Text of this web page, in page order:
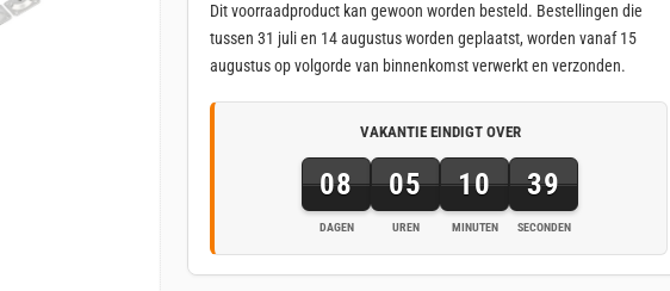
Dit voorraadproduct kan gewoon worden besteld. Bestellingen die
tussen 31 juli en 14 augustus worden geplaatst, worden vanaf 15
augustus op volgorde van binnenkomst verwerkt en verzonden.
VAKANTIE EINDIGT OVER
08
DAGEN
05
UREN
10
MINUTEN
38
SECONDEN
dagen,